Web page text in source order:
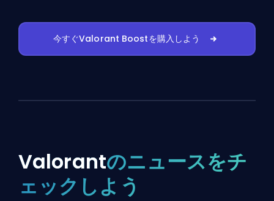
今すぐValorant Boostを購入しよう
Valorantのニュースをチ
ェックしよう